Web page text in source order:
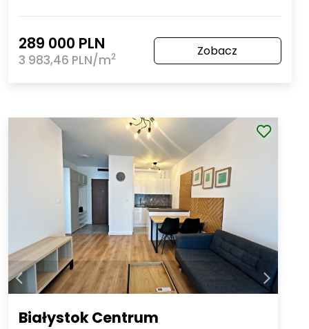
289 000 PLN
3 983,46 PLN/m2 Zobacz
Białystok Centrum